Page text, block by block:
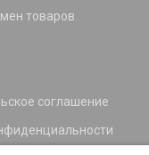
товаров
соглашение